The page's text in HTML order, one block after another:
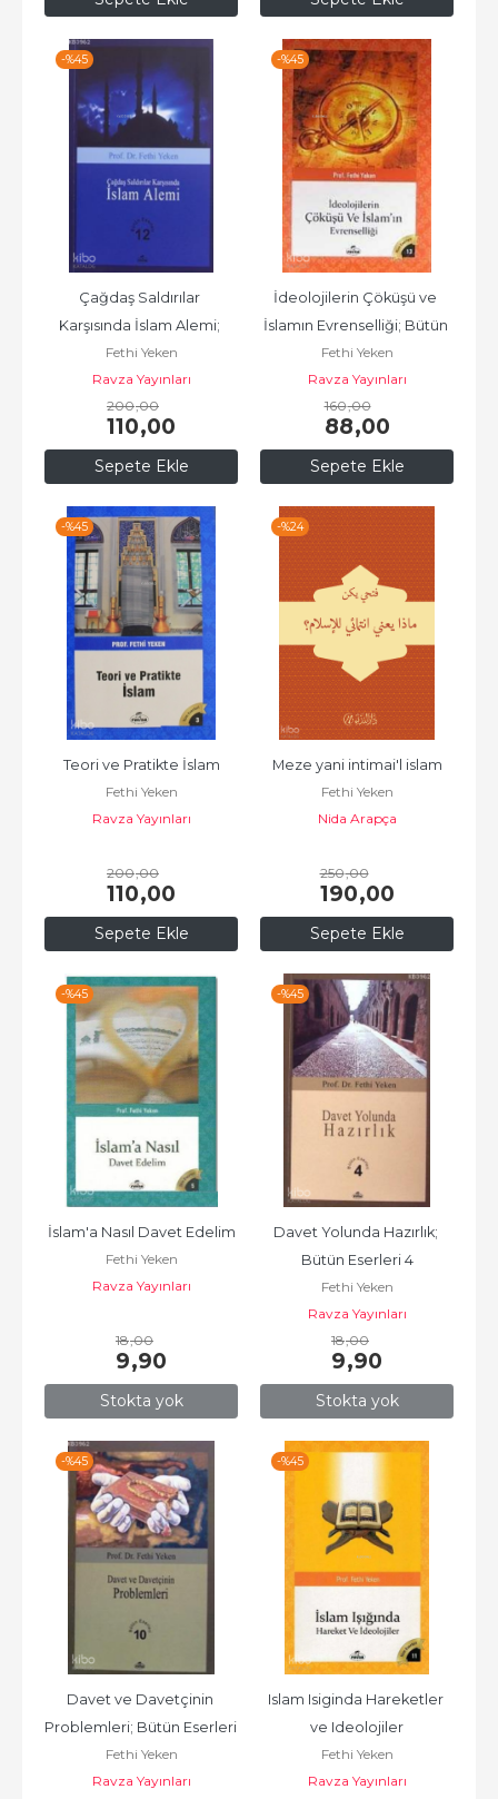
-%45
Sepete Ekle
Çağdaş Saldırılar
Karşısında İslam Alemi;
Bütün Eserleri 12
Fethi Yeken
Ravza Yayınları
200,00
110,00
-%45
Sepete Ekle
İdeolojilerin Çöküşü ve
İslamın Evrenselliği; Bütün
Eserleri 13
Fethi Yeken
Ravza Yayınları
160,00
88,00
-%45
Sepete Ekle
Teori ve Pratikte İslam
Fethi Yeken
Ravza Yayınları
200,00
110,00
-%24
Sepete Ekle
Meze yani intimai'l islam
Fethi Yeken
Nida Arapça
250,00
190,00
-%45
Stokta yok
İslam'a Nasıl Davet Edelim
Fethi Yeken
Ravza Yayınları
18,00
9,90
-%45
Stokta yok
Davet Yolunda Hazırlık;
Bütün Eserleri 4
Fethi Yeken
Ravza Yayınları
18,00
9,90
-%45
Davet ve Davetçinin
Problemleri; Bütün Eserleri
10
Fethi Yeken
Ravza Yayınları
-%45
Islam Isiginda Hareketler
ve Ideolojiler
Fethi Yeken
Ravza Yayınları